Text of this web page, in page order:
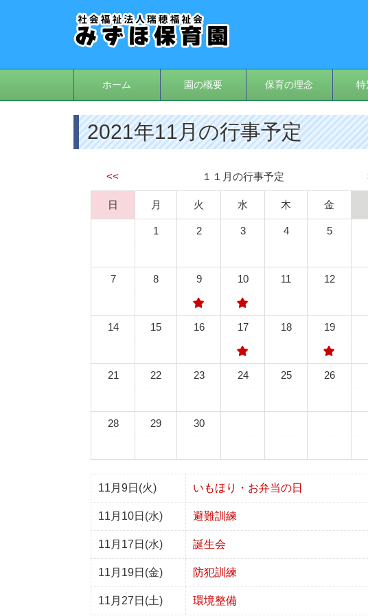
ホーム 園の概要 保育の理念 特
2021年11月の行事予定
<< １１月の行事予定
日 月 火 水 木 金
1 2 3 4 5
7 8 9 10 11 12
14 15 16 17 18 19
21 22 23 24 25 26
28 29 30
11月9日(火) いもほり・お弁当の日
11月10日(水) 避難訓練
11月17日(水) 誕生会
11月19日(金) 防犯訓練
11月27日(土) 環境整備